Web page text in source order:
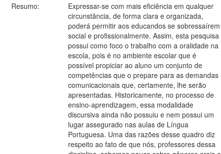
Resumo:
Expressar-se com mais eficiência em qualquer
circunstância, de forma clara e organizada,
poderá permitir aos educandos se sobressaírem
social e profissionalmente. Assim, esta pesquisa
possui como foco o trabalho com a oralidade na
escola, pois é no ambiente escolar que é
possível propiciar ao aluno um conjunto de
competências que o prepare para as demandas
comunicacionais que, certamente, lhe serão
apresentadas. Historicamente, no processo de
ensino-aprendizagem, essa modalidade
discursiva ainda não possuiu e nem possui um
lugar assegurado nas aulas de Língua
Portuguesa. Uma das razões desse quadro diz
respeito ao fato de que nós, professores dessa